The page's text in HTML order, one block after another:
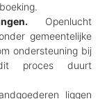
Openlucht
gemeentelijke
ondersteuning bij
dit proces duurt
liggen